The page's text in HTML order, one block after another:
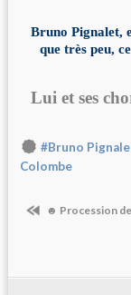
Bruno Pignalet,
que très peu,
Lui et ses
#Bruno
Colombe
☻ Procession